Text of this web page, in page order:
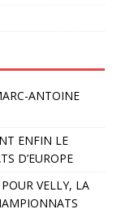
ANTOINE
ENFIN LE
D’EUROPE
VELLY, LA